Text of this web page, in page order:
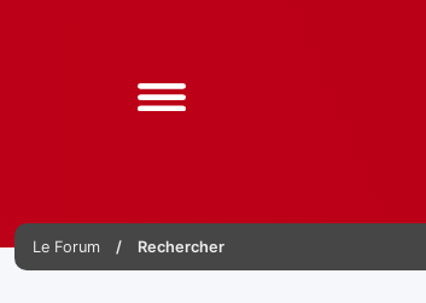
Le Forum Rechercher